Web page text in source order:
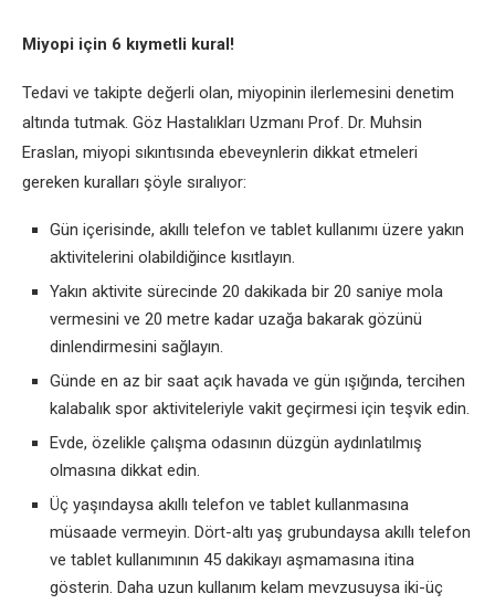
Miyopi için 6 kıymetli kural!
Tedavi ve takipte değerli olan, miyopinin ilerlemesini denetim
altında tutmak. Göz Hastalıkları Uzmanı Prof. Dr. Muhsin
Eraslan, miyopi sıkıntısında ebeveynlerin dikkat etmeleri
gereken kuralları şöyle sıralıyor:
Gün içerisinde, akıllı telefon ve tablet kullanımı üzere yakın
aktivitelerini olabildiğince kısıtlayın.
Yakın aktivite sürecinde 20 dakikada bir 20 saniye mola
vermesini ve 20 metre kadar uzağa bakarak gözünü
dinlendirmesini sağlayın.
Günde en az bir saat açık havada ve gün ışığında, tercihen
kalabalık spor aktiviteleriyle vakit geçirmesi için teşvik edin.
Evde, özelikle çalışma odasının düzgün aydınlatılmış
olmasına dikkat edin.
Üç yaşındaysa akıllı telefon ve tablet kullanmasına
müsaade vermeyin. Dört-altı yaş grubundaysa akıllı telefon
ve tablet kullanımının 45 dakikayı aşmamasına itina
gösterin. Daha uzun kullanım kelam mevzusuysa iki-üç